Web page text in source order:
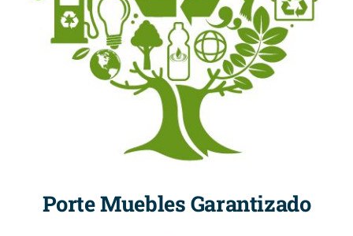
Porte Muebles Garantizado